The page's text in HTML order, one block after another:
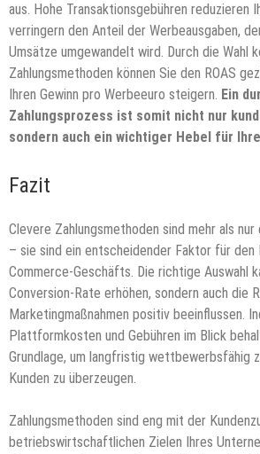
aus. Hohe Transaktionsgebühren reduzieren
verringern den Anteil der Werbeausgaben,
Umsätze umgewandelt wird. Durch die Wahl
Zahlungsmethoden können Sie den ROAS
Ihren Gewinn pro Werbeeuro steigern. Ein
Zahlungsprozess ist somit nicht nur
sondern auch ein wichtiger Hebel für
Fazit
Clevere Zahlungsmethoden sind mehr als
– sie sind ein entscheidender Faktor für den
Commerce-Geschäfts. Die richtige Auswahl
Conversion-Rate erhöhen, sondern auch die
Marketingmaßnahmen positiv beeinflussen.
Plattformkosten und Gebühren im Blick
Grundlage, um langfristig wettbewerbsfähig
Kunden zu überzeugen.
Zahlungsmethoden sind eng mit der
betriebswirtschaftlichen Zielen Ihres